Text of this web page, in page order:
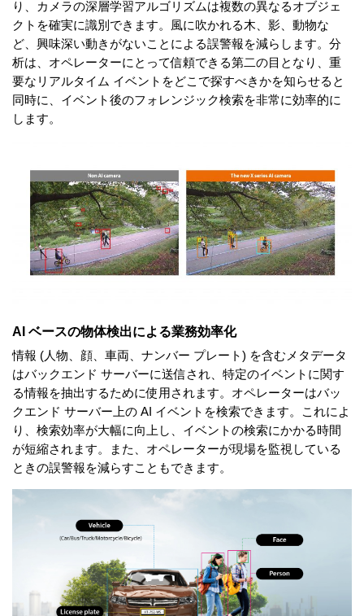
り、カメラの深層学習アルゴリズムは複数の異なるオブジェ
クトを確実に識別できます。風に吹かれる木、影、動物な
ど、興味深い動きがないことによる誤警報を減らします。分
析は、オペレーターにとって信頼できる第二の目となり、重
要なリアルタイム イベントをどこで探すべきかを知らせると
同時に、イベント後のフォレンジック検索を非常に効率的に
します。
AI ベースの物体検出による業務効率化
情報 (人物、顔、車両、ナンバー プレート) を含むメタデータ
はバックエンド サーバーに送信され、特定のイベントに関す
る情報を抽出するために使用されます。オペレーターはバッ
クエンド サーバー上の AI イベントを検索できます。これによ
り、検索効率が大幅に向上し、イベントの検索にかかる時間
が短縮されます。また、オペレーターが現場を監視している
ときの誤警報を減らすこともできます。